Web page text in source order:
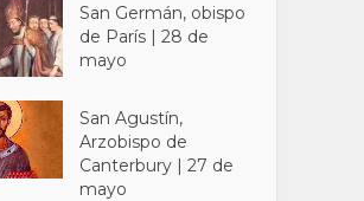
San Germán, obispo
de París | 28 de
mayo
San Agustín,
Arzobispo de
Canterbury | 27 de
mayo